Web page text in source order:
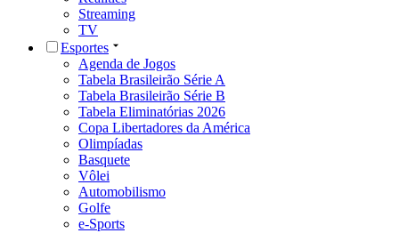
Streaming
TV
Esportes
Agenda de Jogos
Tabela Brasileirão Série A
Tabela Brasileirão Série B
Tabela Eliminatórias 2026
Copa Libertadores da América
Olimpíadas
Basquete
Vôlei
Automobilismo
Golfe
e-Sports